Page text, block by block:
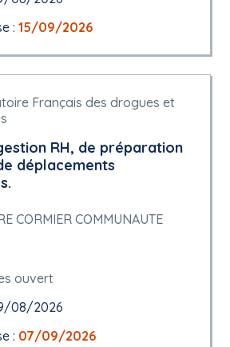
: 15/09/2026
Français des drogues et
RH, de préparation
déplacements
CORMIER COMMUNAUTE
ouvert
08/2026
: 07/09/2026